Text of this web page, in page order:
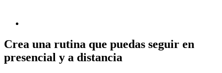
Crea una rutina que puedas seguir en
presencial y a distancia